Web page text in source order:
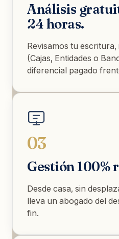
Análisis
24 horas.
Revisamos tu
(Cajas, Entidades o
diferencial pagado
03
Gestión 100%
Desde casa, sin
lleva un abogado del
fin.